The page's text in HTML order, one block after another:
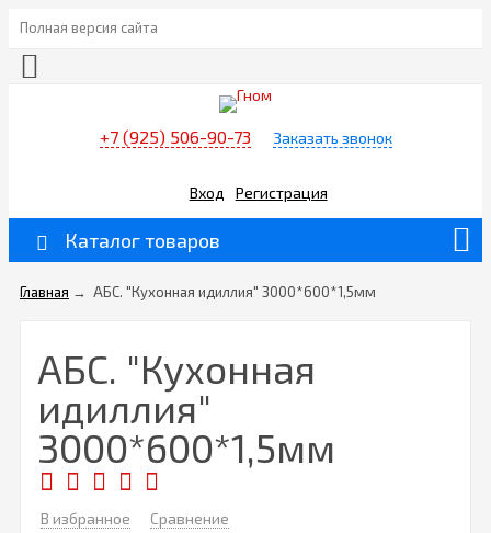
Полная версия сайта
+7 (925) 506-90-73 Заказать звонок
Вход Регистрация
Каталог товаров
Главная → АБС. "Кухонная идиллия" 3000*600*1,5мм
АБС. "Кухонная
идиллия"
3000*600*1,5мм
В избранное Сравнение